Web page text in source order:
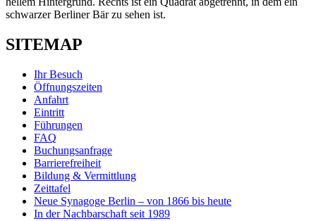
SITEMAP
Ihr Besuch
Öffnungszeiten
Anfahrt
Eintritt
Führungen
FAQ
Buchungsanfrage
Barrierefreiheit
Bildung & Vermittlung
Zeittafel
Neue Synagoge Berlin – von 1866 bis heute
In der Nachbarschaft seit 1989